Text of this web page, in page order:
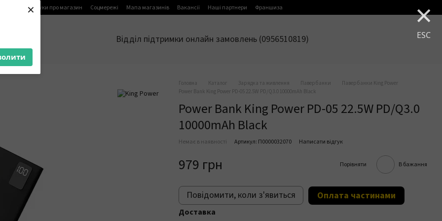
× ×
ESC
Відгуки про магазин Соцмережі Мапа магазинів Вакансії Наші партнери Франшиза
Відділ підтримки онлайн замовлень (0956510819)
Головна Каталог Зарядка та живлення Павербанки
Павербанки King Power
Power Bank King Power PD-05 22.5W PD/Q3.0 10000mAh Black
Power Bank King Power PD-05 22.5W PD/Q3.0
10000mAh Black
Немає в наявності Артикул: П0000032070 Написати відгук
979 грн Порівняти В бажання
Повідомити, коли з'явиться Оплата частинами
Доставка